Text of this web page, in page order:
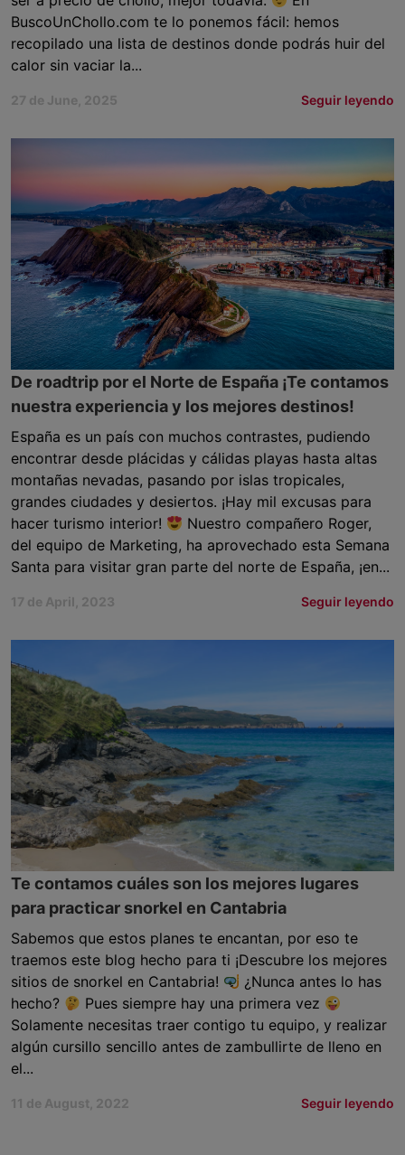
BuscoUnChollo.com te lo ponemos fácil: hemos
recopilado una lista de destinos donde podrás huir del
calor sin vaciar la...
27 de June, 2025 Seguir leyendo
De roadtrip por el Norte de España ¡Te contamos
nuestra experiencia y los mejores destinos!
España es un país con muchos contrastes, pudiendo
encontrar desde plácidas y cálidas playas hasta altas
montañas nevadas, pasando por islas tropicales,
grandes ciudades y desiertos. ¡Hay mil excusas para
hacer turismo interior!
Nuestro compañero Roger,
del equipo de Marketing, ha aprovechado esta Semana
Santa para visitar gran parte del norte de España, ¡en...
17 de April, 2023 Seguir leyendo
Te contamos cuáles son los mejores lugares
para practicar snorkel en Cantabria
Sabemos que estos planes te encantan, por eso te
traemos este blog hecho para ti ¡Descubre los mejores
sitios de snorkel en Cantabria!
¿Nunca antes lo has
hecho?
Pues siempre hay una primera vez
Solamente necesitas traer contigo tu equipo, y realizar
algún cursillo sencillo antes de zambullirte de lleno en
el...
11 de August, 2022 Seguir leyendo